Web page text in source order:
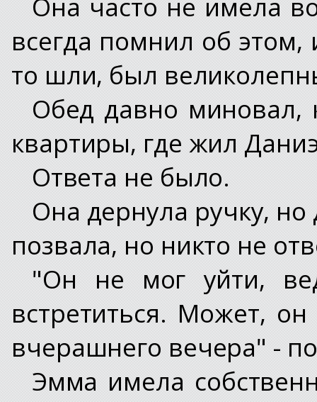
всегда помнил об этом,
то шли, был
Обед давно миновал,
квартиры, где жил
Ответа не было.
Она дернула ручку,
позвала, но никто не
"Он не мог уйти,
встретиться. Может,
вчерашнего вечера" -
Эмма имела